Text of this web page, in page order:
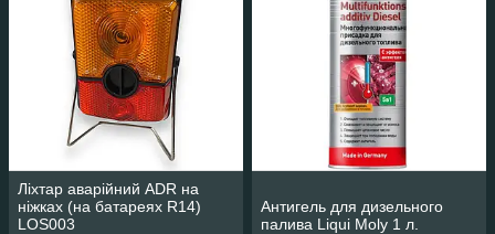
Ліхтар аварійний ADR на
ніжках (на батареях R14)
LOS003
Антигель для дизельного
палива Liqui Moly 1 л.